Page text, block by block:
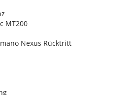
MT200
Nexus Rücktritt